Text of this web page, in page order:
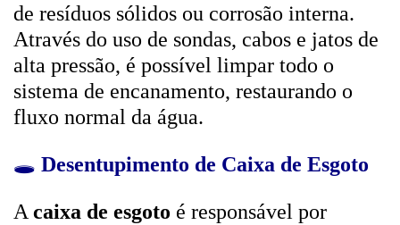
de resíduos sólidos ou corrosão interna.
Através do uso de sondas, cabos e jatos de
alta pressão, é possível limpar todo o
sistema de encanamento, restaurando o
fluxo normal da água.
🕳️ Desentupimento de Caixa de Esgoto
A caixa de esgoto é responsável por